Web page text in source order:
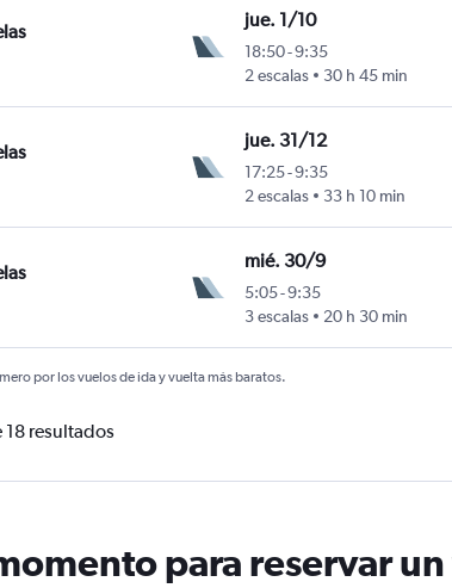
jue. 1/10
18:50-9:35
2 escalas
30 h 45 min
jue. 31/12
17:25-9:35
2 escalas
33 h 10 min
mié. 30/9
5:05-9:35
3 escalas
20 h 30 min
por los vuelos de ida y vuelta más baratos.
18 resultados
para reservar